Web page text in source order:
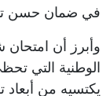
في ضمان حسن
وأبرز أن امتحان
الوطنية التي
يكتسيه من أبعاد